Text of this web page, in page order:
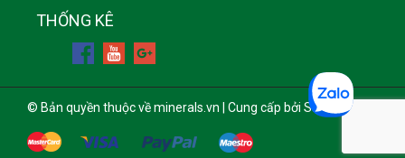
THỐNG KÊ
© Bản quyền thuộc về minerals.vn | Cung cấp bởi Sapo